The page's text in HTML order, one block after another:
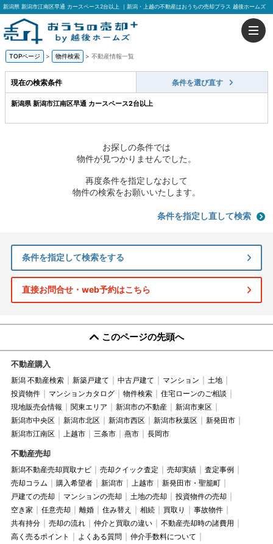
新潟県 新潟市江南区早通 カースペース2台以上 ｜新潟・上越の不動産はおうちの売却プラス 越後ホームズ
TOPページ > 物件検索 > 不動産情報一覧
現在の検索条件 条件を選び直す
新潟県 新潟市江南区早通 カースペース2台以上
お探しの条件では
物件が見つかりませんでした。
再度条件を指定しなおして
物件の検索をお願いいたします。
条件を指定し直して検索
条件を指定して検索をする
直接お問合せ・web予約はこちら
このページの先頭へ
不動産購入
新潟 不動産検索 新築戸建て 中古戸建て マンション
土地
投資物件
マンションカタログ 物件検索
住宅ローンのご相談
現地販売会情報
関東エリア 新潟市の不動産
新潟市東区
新潟市中央区
新潟市北区 新潟市西区 新潟市秋葉区
新発田市
新潟市江南区
上越市 三条市 燕市 長岡市
不動産売却
新潟不動産売却買取ナビ 売却クイック査定 売却実績
査定事例
売却コラム
購入希望者 新潟市 上越市
新発田市・聖籠町
戸建ての売却
マンションの売却 土地の売却
投資物件の売却
空き家
任意売却 離婚 住み替え 相続 買取り
事故物件
共有持分
売却の流れ 仲介と買取の違い
不動産売却時の諸費用
高く売るポイント
よくある質問
仲介手数料について